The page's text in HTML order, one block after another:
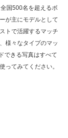
へマッスルプラ
国500名を超えるボ
が主にモデルとして
トで活躍するマッチ
様々なタイプのマッ
できる写真はすべて
ってみてください。